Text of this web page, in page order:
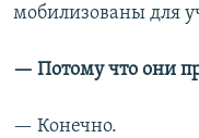
мобилизованы для
— Потому что они
— Конечно.